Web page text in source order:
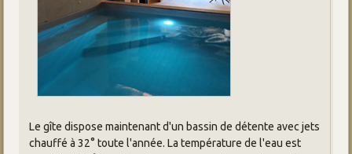
Le gîte dispose maintenant d'un bassin de détente avec jets
chauffé à 32° toute l'année. La température de l'eau est